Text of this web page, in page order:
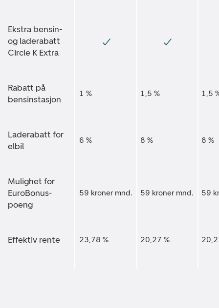
Ekstra bensin-
og laderabatt
Circle K Extra
Rabatt på
bensinstasjon
1 % 1,5 % 1,5
Laderabatt for
elbil
6 % 8 % 8 %
Mulighet for
EuroBonus-
poeng
59 kroner mnd. 59 kroner mnd. 59
Effektiv rente 23,78 % 20,27 %